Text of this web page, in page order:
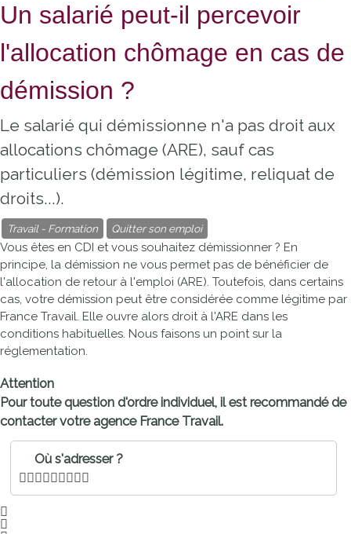
Un salarié peut-il percevoir
l'allocation chômage en cas de
démission ?
Le salarié qui démissionne n'a pas droit aux
allocations chômage (ARE), sauf cas
particuliers (démission légitime, reliquat de
droits...).
Travail - Formation Quitter son emploi
Vous êtes en CDI et vous souhaitez démissionner ? En
principe, la démission ne vous permet pas de bénéficier de
l'allocation de retour à l'emploi (ARE). Toutefois, dans certains
cas, votre démission peut être considérée comme légitime par
France Travail. Elle ouvre alors droit à l'ARE dans les
conditions habituelles. Nous faisons un point sur la
réglementation.
Attention
Pour toute question d'ordre individuel, il est recommandé de
contacter votre agence France Travail.
Où s'adresser ?